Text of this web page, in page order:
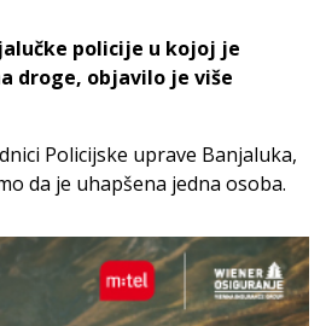
policije u kojoj je
droge, objavilo je više
Policijske uprave Banjaluka,
da je uhapšena jedna osoba.